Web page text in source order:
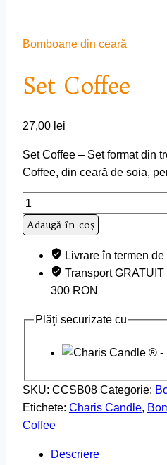
Bomboane din ceară
Set Coffee
27,00 lei
Set Coffee – Set format din
Coffee, din ceară de soia,
Cantitate
Set
Coffee
Adaugă în coș
Livrare în termen
Transport
300 RON
Plăţi securizate cu
SKU: CCSB08 Categorie:
Etichete: Charis Candle,
Coffee
Descriere